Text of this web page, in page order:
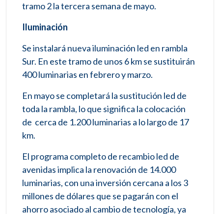
tramo 2 la tercera semana de mayo.
Iluminación
Se instalará nueva iluminación led en rambla
Sur. En este tramo de unos 6 km se sustituirán
400 luminarias en febrero y marzo.
En mayo se completará la sustitución led de
toda la rambla, lo que significa la colocación
de cerca de 1.200 luminarias a lo largo de 17
km.
El programa completo de recambio led de
avenidas implica la renovación de 14.000
luminarias, con una inversión cercana a los 3
millones de dólares que se pagarán con el
ahorro asociado al cambio de tecnología, ya